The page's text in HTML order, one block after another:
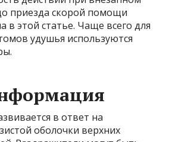
приезда скорой помощи
в этой статье. Чаще всего для
удушья используются
в ответ на
оболочки верхних